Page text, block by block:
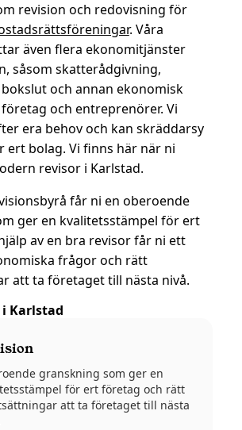
revision och redovisning för
. Våra
även flera ekonomitjänster
såsom skatterådgivning,
och annan ekonomisk
och entreprenörer. Vi
era behov och kan skräddarsy
ert bolag. Vi finns här när ni
revisor i Karlstad.
får ni en oberoende
ger en kvalitetsstämpel för ert
av en bra revisor får ni ett
frågor och rätt
att ta företaget till nästa nivå.
Karlstad
granskning som ger en
för ert företag och rätt
att ta företaget till nästa